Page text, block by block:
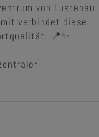
von Lustenau
verbindet diese
📍✨